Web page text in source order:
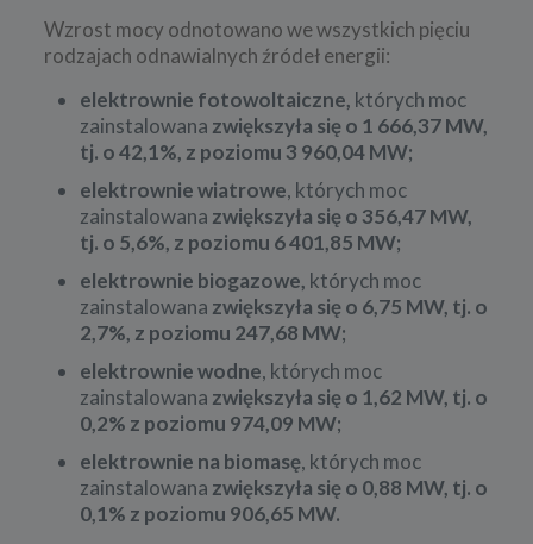
Wzrost mocy odnotowano we wszystkich pięciu
rodzajach odnawialnych źródeł energii:
elektrownie fotowoltaiczne, których moc
zainstalowana zwiększyła się o 1 666,37 MW,
tj. o 42,1%, z poziomu 3 960,04 MW;
elektrownie wiatrowe, których moc
zainstalowana zwiększyła się o 356,47 MW,
tj. o 5,6%, z poziomu 6 401,85 MW;
elektrownie biogazowe, których moc
zainstalowana zwiększyła się o 6,75 MW, tj. o
2,7%, z poziomu 247,68 MW;
elektrownie wodne, których moc
zainstalowana zwiększyła się o 1,62 MW, tj. o
0,2% z poziomu 974,09 MW;
elektrownie na biomasę, których moc
zainstalowana zwiększyła się o 0,88 MW, tj. o
0,1% z poziomu 906,65 MW.